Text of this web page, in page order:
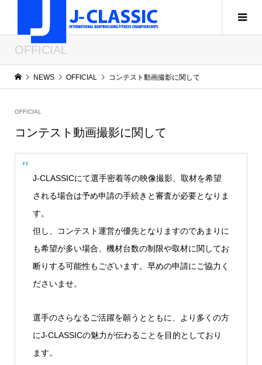
OFFICIAL
NEWS OFFICIAL コンテスト動画撮影に関して
OFFICIAL
コンテスト動画撮影に関して
J-CLASSICにて選手密着等の映像撮影、取材を希望
される場合は予め申請の手続きと審査が必要となりま
す。
但し、コンテスト運営が優先となりますのであまりに
も希望が多い場合、機材台数の制限や取材に関してお
断りする可能性もございます。早めの申請にご協力く
ださいませ。
選手のさらなるご活躍を願うとともに、より多くの方
にJ-CLASSICの魅力が伝わることを目的としており
ます。